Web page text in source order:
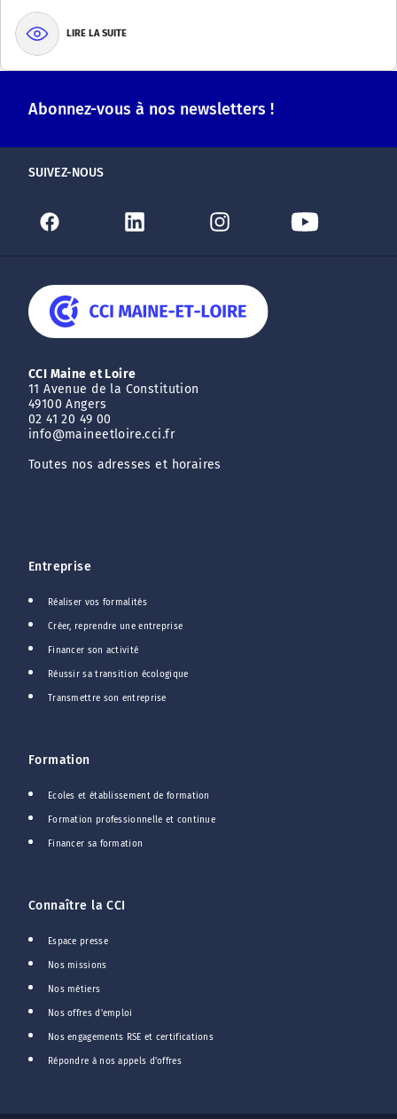
LIRE LA SUITE
Abonnez-vous à nos newsletters !
SUIVEZ-NOUS
CCI Maine et Loire
11 Avenue de la Constitution
49100 Angers
02 41 20 49 00
info@maineetloire.cci.fr
Toutes nos adresses et horaires
Entreprise
Réaliser vos formalités
Créer, reprendre une entreprise
Financer son activité
Réussir sa transition écologique
Transmettre son entreprise
Formation
Ecoles et établissement de formation
Formation professionnelle et continue
Financer sa formation
Connaître la CCI
Espace presse
Nos missions
Nos métiers
Nos offres d'emploi
Nos engagements RSE et certifications
Répondre à nos appels d'offres